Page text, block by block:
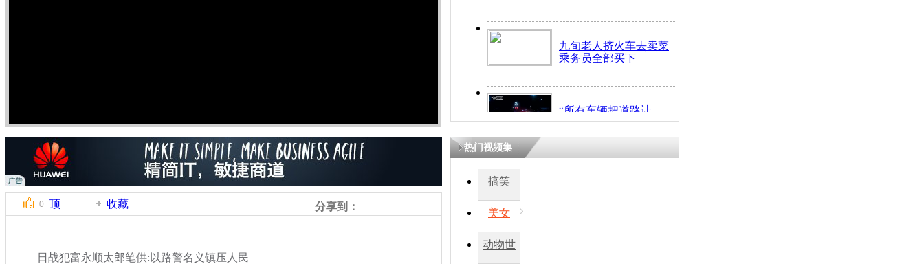
九旬老人挤火车去卖菜
乘务员全部买下
“所有车辆把道路让
开！”儿童突发疾病交
0 顶 收藏 分享到：
日战犯富永顺太郎笔供:以路警名义镇压人民
热门视频集
搞笑
美女
动物世